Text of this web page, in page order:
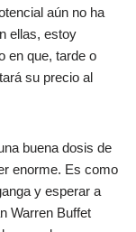
aún no ha
ellas, estoy
en que, tarde o
su precio al
buena dosis de
enorme. Es como
y esperar a
Warren Buffet